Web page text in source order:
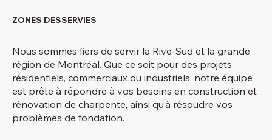
ZONES DESSERVIES
Nous sommes fiers de servir la Rive-Sud et la grande
région de Montréal. Que ce soit pour des projets
résidentiels, commerciaux ou industriels, notre équipe
est prête à répondre à vos besoins en construction et
rénovation de charpente, ainsi qu’à résoudre vos
problèmes de fondation.